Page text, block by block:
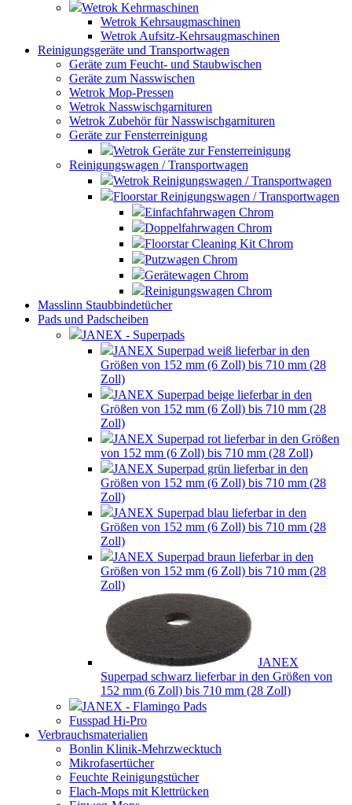
Wetrok Kehrmaschinen
Wetrok Kehrsaugmaschinen
Wetrok Aufsitz-Kehrsaugmaschinen
Reinigungsgeräte und Transportwagen
Geräte zum Feucht- und Staubwischen
Geräte zum Nasswischen
Wetrok Mop-Pressen
Wetrok Nasswischgarnituren
Wetrok Zubehör für Nasswischgarnituren
Geräte zur Fensterreinigung
Wetrok Geräte zur Fensterreinigung
Reinigungswagen / Transportwagen
Wetrok Reinigungswagen / Transportwagen
Floorstar Reinigungswagen / Transportwagen
Einfachfahrwagen Chrom
Doppelfahrwagen Chrom
Floorstar Cleaning Kit Chrom
Putzwagen Chrom
Gerätewagen Chrom
Reinigungswagen Chrom
Masslinn Staubbindetücher
Pads und Padscheiben
JANEX - Superpads
JANEX Superpad weiß lieferbar in den
Größen von 152 mm (6 Zoll) bis 710 mm (28
Zoll)
JANEX Superpad beige lieferbar in den
Größen von 152 mm (6 Zoll) bis 710 mm (28
Zoll)
JANEX Superpad rot lieferbar in den Größen
von 152 mm (6 Zoll) bis 710 mm (28 Zoll)
JANEX Superpad grün lieferbar in den
Größen von 152 mm (6 Zoll) bis 710 mm (28
Zoll)
JANEX Superpad blau lieferbar in den
Größen von 152 mm (6 Zoll) bis 710 mm (28
Zoll)
JANEX Superpad braun lieferbar in den
Größen von 152 mm (6 Zoll) bis 710 mm (28
Zoll)
JANEX
Superpad schwarz lieferbar in den Größen von
152 mm (6 Zoll) bis 710 mm (28 Zoll)
JANEX - Flamingo Pads
Fusspad Hi-Pro
Verbrauchsmaterialien
Bonlin Klinik-Mehrzwecktuch
Mikrofasertücher
Feuchte Reinigungstücher
Flach-Mops mit Klettrücken